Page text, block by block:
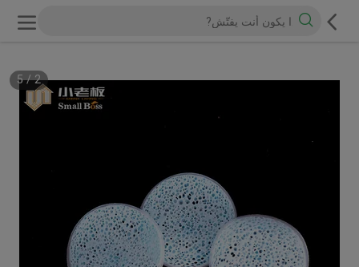
2
/
5